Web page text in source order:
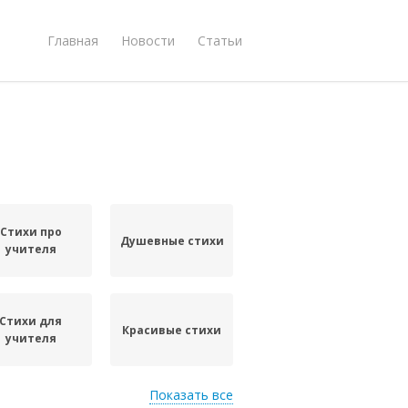
Главная Новости Статьи
Стихи про
учителя
Душевные стихи
Стихи для
учителя
Красивые стихи
Показать все